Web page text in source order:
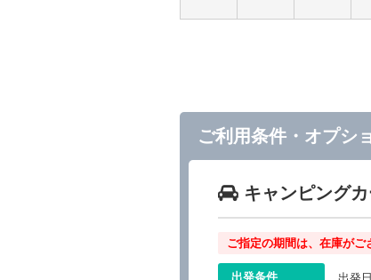
ご利用条件・オプシ
キャンピング
ご指定の期間は、在庫がご
出発条件